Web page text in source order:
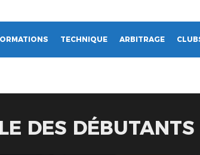
TECHNIQUE ARBITRAGE
DES